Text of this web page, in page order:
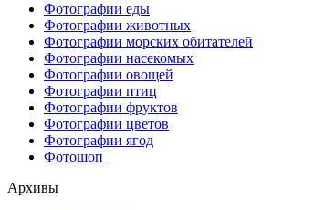
Фотографии еды
Фотографии животных
Фотографии морских обитателей
Фотографии насекомых
Фотографии овощей
Фотографии птиц
Фотографии фруктов
Фотографии цветов
Фотографии ягод
Фотошоп
Архивы